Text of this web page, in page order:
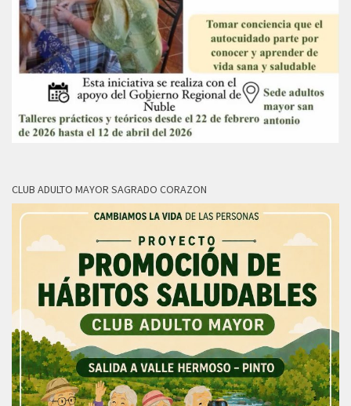
CLUB ADULTO MAYOR SAGRADO CORAZON